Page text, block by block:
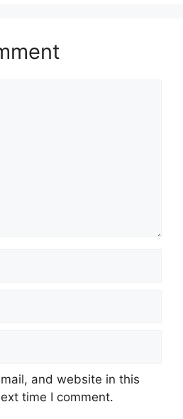
and website in this
time I comment.